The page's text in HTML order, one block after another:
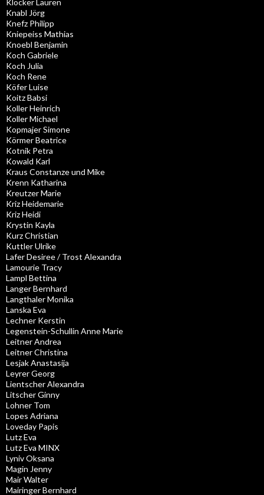
Klocker Lauren
Knabl Jörg
Knefz Philipp
Kniepeiss Mathias
Knoebl Benjamin
Koch Gabriele
Koch Julia
Koch Rene
Köfer Luise
Koitz Babsi
Koller Heinrich
Koller Michael
Kopmajer Simone
Körmer Beatrice
Kotnik Petra
Kowald Karl
Kraus Constanze und Mike
Krenn Katharina
Kreutzer Marie
Kriz Heidemarie
Kriz Heidi
Krystin Kayla
Kurz Christian
Kuttler Ulrike
Lafer Desiree / Trost Alexandra
Lamourie Tracy
Lampl Bettina
Langer Bernhard
Langthaler Monika
Lanska Eva
Lechner Kerstin
Legenstein-Schullin Anne Marie
Leitner Andrea
Leitner Christina
Lesjak Anastasija
Leyrer Georg
Lientscher Alexandra
Litscher Ginny
Lohner Tom
Lopes Adriana
Loveday Papis
Lutz Eva
Lutz Eva MINX
Lyniv Oksana
Magin Jenny
Mair Walter
Mairinger Bernhard